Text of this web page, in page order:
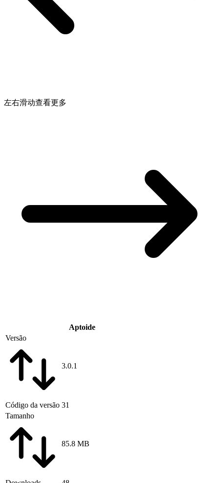
左右滑动查看更多
Aptoide
Versão
3.0.1
Código da versão 31
Tamanho
85.8 MB